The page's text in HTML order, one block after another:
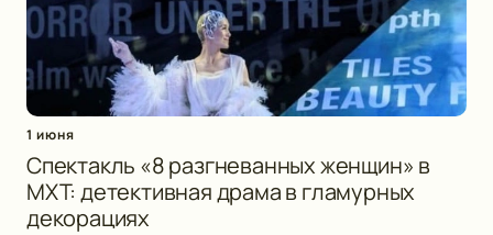
1 июня
Спектакль «8 разгневанных женщин» в
МХТ: детективная драма в гламурных
декорациях